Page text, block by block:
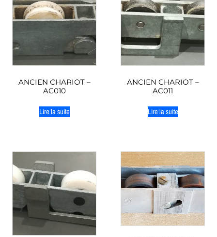
ANCIEN CHARIOT –
AC010
Lire la suite
ANCIEN CHARIOT –
AC011
Lire la suite